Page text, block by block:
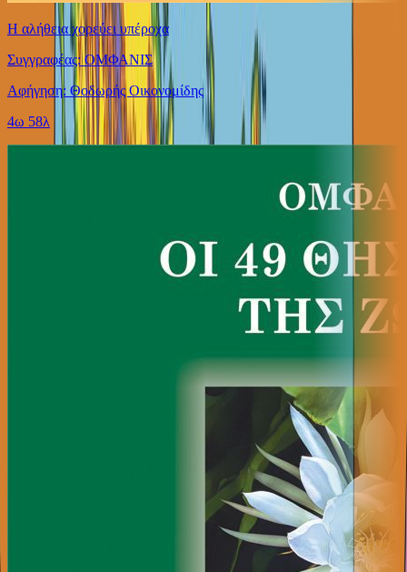
Η αλήθεια χορεύει υπέροχα
Συγγραφέας: ΟΜΦΑΝΙΣ
Αφήγηση: Θοδωρής Οικονομίδης
4ω 58λ